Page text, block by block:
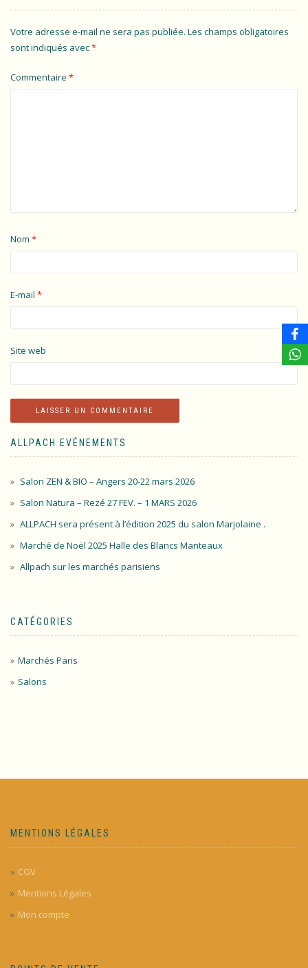
Votre adresse e-mail ne sera pas publiée. Les champs obligatoires
sont indiqués avec*
Commentaire *
Nom *
E-mail *
Site web
ALLPACH EVÉNEMENTS
Salon ZEN & BIO – Angers 20-22 mars 2026
Salon Natura – Rezé 27 FEV. – 1 MARS 2026
ALLPACH sera présent à l’édition 2025 du salon Marjolaine .
Marché de Noël 2025 Halle des Blancs Manteaux
Allpach sur les marchés parisiens
CATÉGORIES
Marchés Paris
Salons
MENTIONS LÉGALES
CGV
Mentions Légales
Mon compte